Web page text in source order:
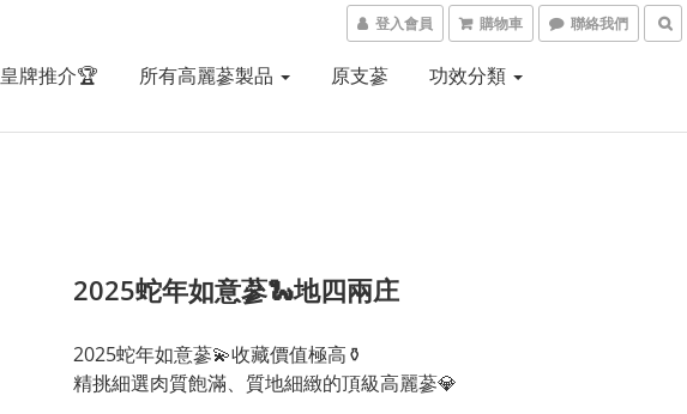
登入會員 購物車 聯絡我們
皇牌推介🏆 所有高麗蔘製品 原支蔘 功效分類
2025蛇年如意蔘🐍地四兩庄
2025蛇年如意蔘💫收藏價值極高⚱️
精挑細選肉質飽滿、質地細緻的頂級高麗蔘💎